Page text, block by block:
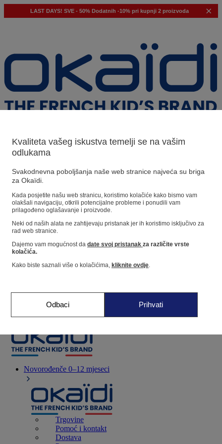
LAST DAYS! SVE - 50% Dodatnih -10% pri kupnji 2 proizvoda
Naši prijedlozi
Predloženi proizvodi
Pogledajte sve proizvode
Dućan
Novorođenče 0–12 mjeseci
Trgovine
Pomoć i kontakt
Dostava
Kvaliteta vašeg iskustva temelji se na vašim
odlukama
Svakodnevna poboljšanja naše web stranice najveća su briga
za Okaïdi.
Kada posjetite našu web stranicu, koristimo kolačiće kako bismo vam
olakšali navigaciju, otkrili potencijalne probleme i ponudili vam
prilagođeno oglašavanje i proizvode.
Neki od naših alata ne zahtijevaju pristanak jer ih koristimo isključivo za
rad web stranice.
Dajemo vam mogućnost da date svoj pristanak za različite vrste
kolačića.
Kako biste saznali više o kolačićima, kliknite ovdje.
Odbaci Prihvati